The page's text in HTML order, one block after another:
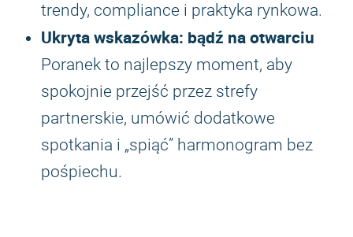
trendy, compliance i praktyka rynkowa.
Ukryta wskazówka: bądź na otwarciu
Poranek to najlepszy moment, aby
spokojnie przejść przez strefy
partnerskie, umówić dodatkowe
spotkania i „spiąć” harmonogram bez
pośpiechu.